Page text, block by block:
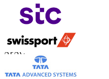
联系我们
+1 833 909 2966 ( Toll Free )
UK+44 808 502 0280 (Toll Free )
APAC
sales@fortunebusinessinsights.com